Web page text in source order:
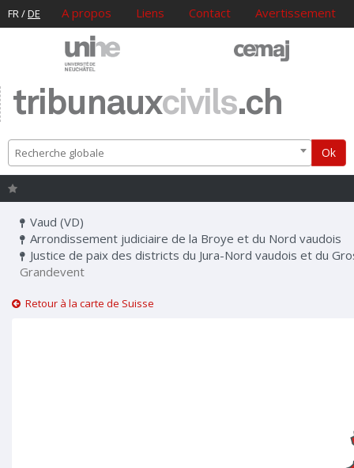
FR/DE A propos Liens Contact Avertissement
tribunauxcivils.ch
Recherche globale Ok
Vaud (VD)
Arrondissement judiciaire de la Broye et du Nord vaudois
Justice de paix des districts du Jura-Nord vaudois et du
Grandevent
Retour à la carte de Suisse